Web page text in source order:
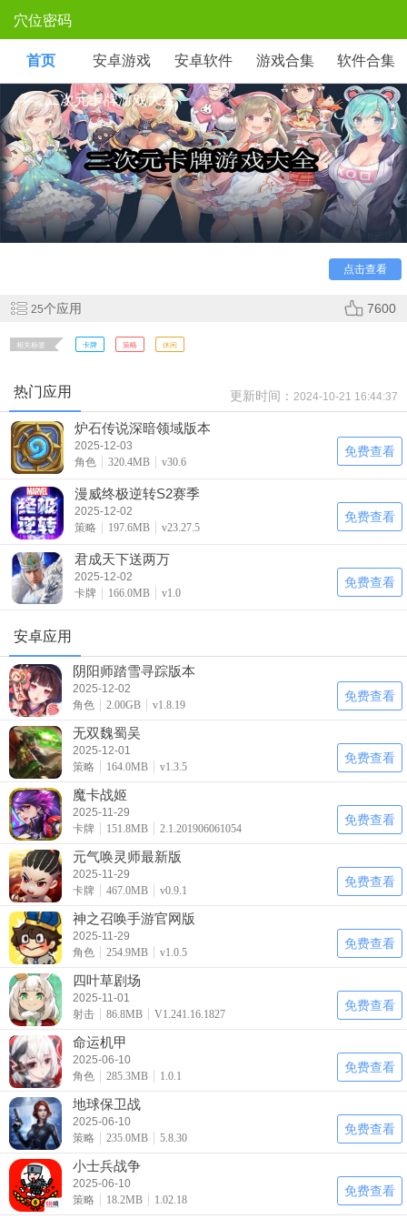
穴位密码
首页 安卓游戏 安卓软件 游戏合集 软件合集
二次元卡牌游戏大全
点击查看
卡牌游戏虽然考验玩家们的欧气，但是同样的玩家们的策
略也十分重要，玩家们需要将自己的卡组进行合理的组合使其
发挥出最大的作用。在游戏中玩家们利用自己去将自己的卡牌
等级进行体验，快来本站之中下载体验一下吧！
25个应用 7600
相关标签 卡牌 策略 休闲
热门应用 更新时间： 2024-10-21 16:44:37
炉石传说深暗领域版本
2025-12-03
角色
320.4MB v30.6
免费查看
漫威终极逆转S2赛季
2025-12-02
策略
197.6MB v23.27.5
免费查看
君成天下送两万
2025-12-02
卡牌
166.0MB v1.0
免费查看
安卓应用
阴阳师踏雪寻踪版本
2025-12-02
角色
2.00GB v1.8.19
免费查看
无双魏蜀吴
2025-12-01
策略
164.0MB v1.3.5
免费查看
魔卡战姬
2025-11-29
卡牌
151.8MB 2.1.201906061054
免费查看
元气唤灵师最新版
2025-11-29
卡牌
467.0MB v0.9.1
免费查看
神之召唤手游官网版
2025-11-29
角色
254.9MB v1.0.5
免费查看
四叶草剧场
2025-11-01
射击
86.8MB V1.241.16.1827
免费查看
命运机甲
2025-06-10
角色
285.3MB 1.0.1
免费查看
地球保卫战
2025-06-10
策略
235.0MB 5.8.30
免费查看
小士兵战争
2025-06-10
策略
18.2MB 1.02.18
免费查看